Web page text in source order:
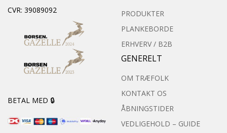
CVR: 39089092
BETAL MED 🔒
PRODUKTER
PLANKEBORDE
ERHVERV / B2B
GENERELT
OM TRÆFOLK
KONTAKT OS
ÅBNINGSTIDER
VEDLIGEHOLD – GUIDE